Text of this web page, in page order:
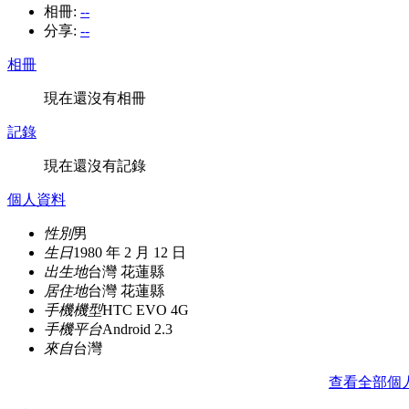
相冊: --
分享: --
相冊
現在還沒有相冊
記錄
現在還沒有記錄
個人資料
性別男
生日1980 年 2 月 12 日
出生地台灣 花蓮縣
居住地台灣 花蓮縣
手機機型HTC EVO 4G
手機平台Android 2.3
來自台灣
查看全部個